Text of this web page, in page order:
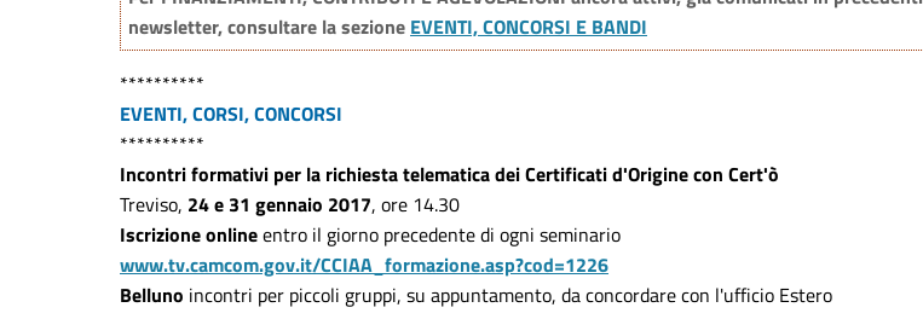
newsletter, consultare la sezione EVENTI, CONCORSI E BANDI
**********
EVENTI, CORSI, CONCORSI
**********
Incontri formativi per la richiesta telematica dei Certificati d'Origine con Cert'ò
Treviso, 24 e 31 gennaio 2017, ore 14.30
Iscrizione onlineentro il giorno precedente di ogni seminario
www.tv.camcom.gov.it/CCIAA_formazione.asp?cod=1226
Belluno incontri per piccoli gruppi, su appuntamento, da concordare con l'ufficio Estero